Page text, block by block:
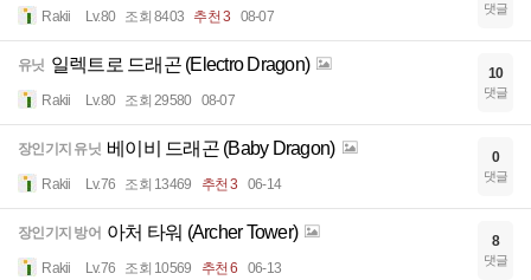
Rakii Lv.80 조회 8403 추천 3 08-07 댓글
유닛 일렉트로 드래곤 (Electro Dragon)
Rakii Lv.80 조회 29580 08-07
10
댓글
장인기지 유닛 베이비 드래곤 (Baby Dragon)
Rakii Lv.76 조회 13469 추천 3 06-14
0
댓글
장인기지 방어 아처 타워 (Archer Tower)
Rakii Lv.76 조회 10569 추천 6 06-13
8
댓글